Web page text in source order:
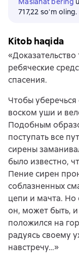
717,22 soʻm oling.
Kitob haqida
ребяческие
спасения.
Чтобы уберечься
воском уши и
Подобным
поступать все
сирены
было известно,
Пение сирен
соблазненных
цепи и мачта. Но
он, может быть,
положился на
радуясь своему
навстречу…»